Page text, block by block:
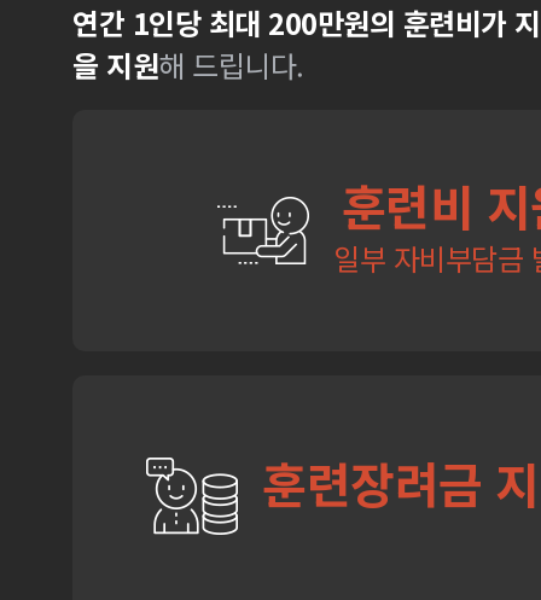
연간 1인당 최대 200만원의 훈련비가
을 지원해 드립니다.
훈련비
일부 자비부담금
훈련장려금